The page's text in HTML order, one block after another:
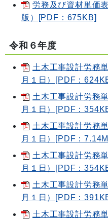
労務及び資材単価
版）[PDF：675KB]
令和６年度
土木工事設計労務
月１日）[PDF：
土木工事設計労務
月１日）[PDF：
土木工事設計労務
月１日）[PDF：
土木工事設計労務
月１日）[PDF：
土木工事設計労務
月１日）[PDF：
土木工事設計労務